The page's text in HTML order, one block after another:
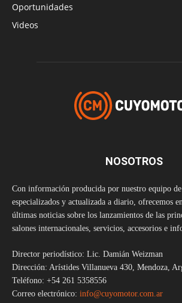
Oportunidades
Videos
NOSOTROS
Con información producida por nuestro equipo
especializados y actualizada a diario, ofrecemos
últimas noticias sobre los lanzamientos de las
salones internacionales, servicios, accesorios e
Director periodístico: Lic. Damián Weizman
Dirección: Arístides Villanueva 430, Mendoza,
Teléfono: +54 261 5358556
Correo electrónico: info@cuyomotor.com.ar